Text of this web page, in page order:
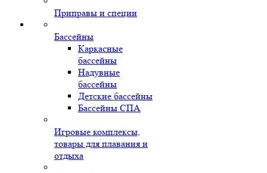
Приправы и специи
Бассейны
Каркасные
бассейны
Надувные
бассейны
Детские бассейны
Бассейны СПА
Игровые комплексы,
товары для плавания и
отдыха